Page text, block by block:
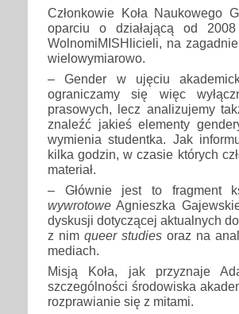
Członkowie Koła Naukowego
oparciu o działającą od
WolnomiMISHlicieli, na
wielowymiarowo.
– Gender w ujęciu
ograniczamy się więc
prasowych, lecz analizujemy
znaleźć jakieś elementy
wymienia studentka. Jak
kilka godzin, w czasie których
materiał.
– Głównie jest to fragment
wywrotowe Agnieszka
dyskusji dotyczącej aktualnych
z nim queer studies oraz na
mediach.
Misją Koła, jak przyznaje
szczególności środowiska
rozprawianie się z mitami.